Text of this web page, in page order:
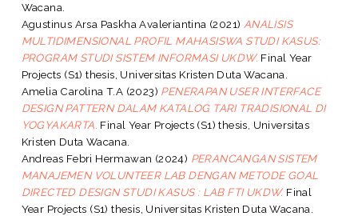
Wacana.
Agustinus Arsa Paskha Avaleriantina (2021) ANALISIS
MULTIDIMENSIONAL PROFIL MAHASISWA STUDI KASUS:
PROGRAM STUDI SISTEM INFORMASI UKDW. Final Year
Projects (S1) thesis, Universitas Kristen Duta Wacana.
Amelia Carolina T.A (2023) PENERAPAN USER INTERFACE
DESIGN PATTERN DALAM KATALOG TARI TRADISIONAL DI
YOGYAKARTA. Final Year Projects (S1) thesis, Universitas
Kristen Duta Wacana.
Andreas Febri Hermawan (2024) PERANCANGAN SISTEM
MANAJEMEN VOLUNTEER LAB DENGAN METODE GOAL
DIRECTED DESIGN STUDI KASUS : LAB FTI UKDW. Final
Year Projects (S1) thesis, Universitas Kristen Duta Wacana.